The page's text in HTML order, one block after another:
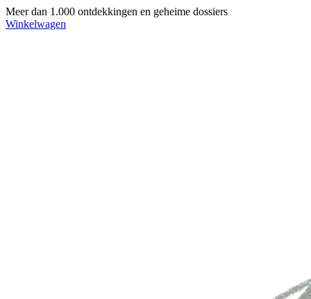
Meer dan 1.000 ontdekkingen en geheime dossiers
Winkelwagen